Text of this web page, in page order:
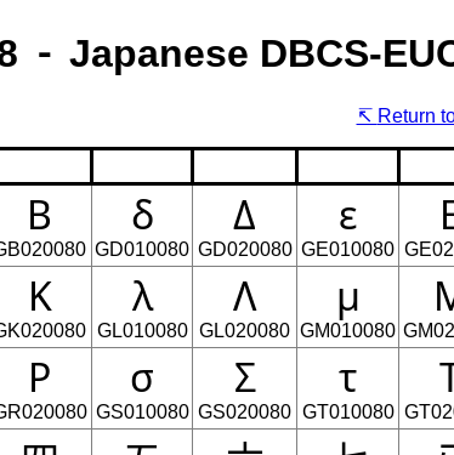
⁃ Japanese DBCS-
Return
Β δ
GD010080
Δ
GD020080
ε
GE010080
Κ λ
GL010080
Λ
GL020080
μ
GM010080
Ρ σ
GS010080
Σ
GS020080
τ
GT010080